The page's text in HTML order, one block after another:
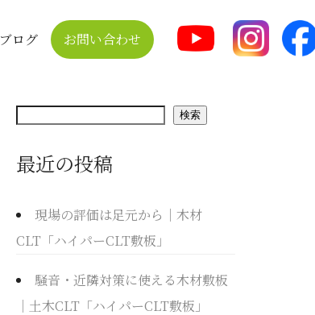
ブログ お問い合わせ
検索
最近の投稿
現場の評価は足元から｜木材
CLT「ハイパーCLT敷板」
騒音・近隣対策に使える木材敷板
｜土木CLT「ハイパーCLT敷板」